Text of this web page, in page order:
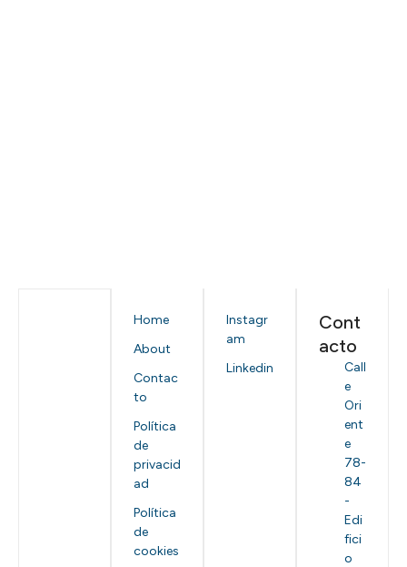
Home
About
Contac
to
Política
de
privacid
ad
Política
de
cookies
Instagr
am
Linkedin
Cont
acto
Call
e
Ori
ent
e
78-
84
-
Edi
fici
o